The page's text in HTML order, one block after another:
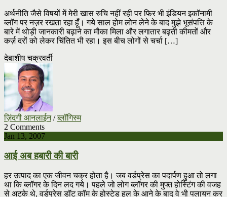
अर्थनीति जैसे विषयों में मेरी खास रुचि नहीं रही पर फिर भी इंडियन इकॉनामी
ब्लॉग पर नज़र रखता रहा हूँ। गये साल होम लोन लेने के बाद मुझे भूसंपत्ति के
बारे में थोड़ी जानकारी बढ़ाने का मौका मिला और लगातार बढ़ती कीमतों और
कर्ज़ दरों को लेकर चिंतित भी रहा। इस बीच लोगों से चर्चा […]
देबाशीष चक्रवर्ती
ज़िंदगी आनलाईन/ब्लॉगिस्म
2 Comments
Jan 13, 2007
आई अब हबारी की बारी
हर उत्पाद का एक जीवन चक्र होता है। जब वर्डप्रेस का पदार्पण हुआ तो लगा
था कि ब्लॉगर के दिन लद गये। पहले जो लोग ब्लॉगर की मुफ्त होस्टिंग की वजह
से अटके थे, वर्डप्रेस डॉट कॉम के होस्टेड हल के आने के बाद वे भी पलायन कर